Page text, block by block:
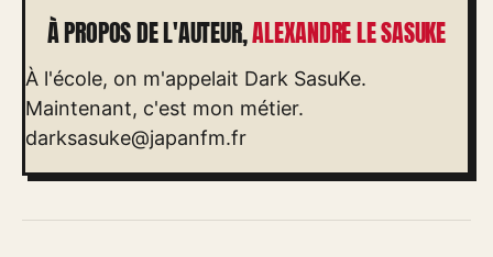
À PROPOS DE L'AUTEUR,ALEXANDRE LE SASUKE
À l'école, on m'appelait Dark SasuKe.
Maintenant, c'est mon métier.
darksasuke@japanfm.fr